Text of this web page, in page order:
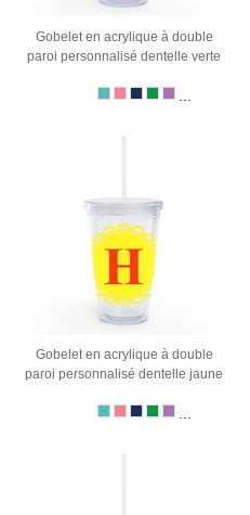
Gobelet en acrylique à double
paroi personnalisé dentelle verte
Gobelet en acrylique à double
paroi personnalisé dentelle jaune
...